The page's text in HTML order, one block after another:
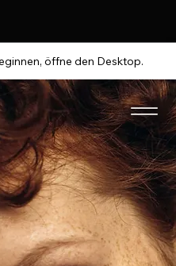
öffne den Desktop.